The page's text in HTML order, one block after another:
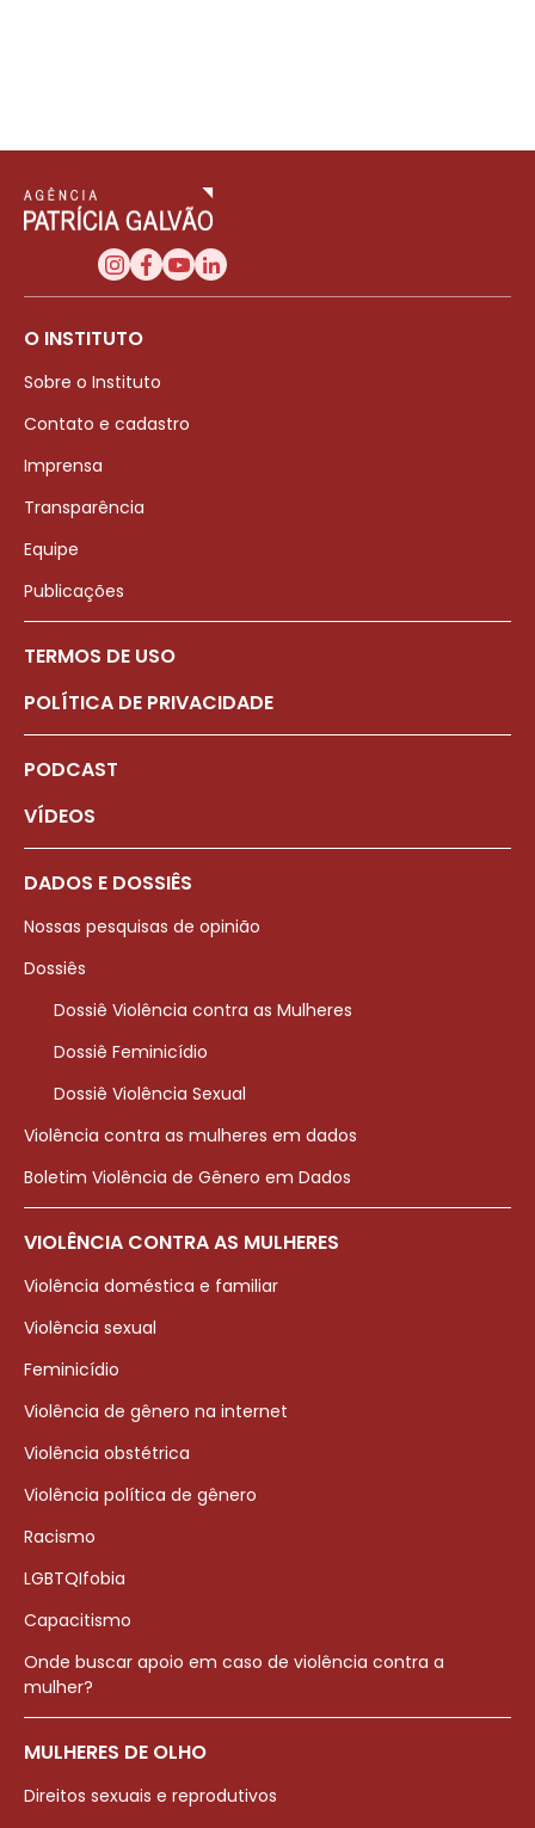
O INSTITUTO
Sobre o Instituto
Contato e cadastro
Imprensa
Transparência
Equipe
Publicações
TERMOS DE USO
POLÍTICA DE PRIVACIDADE
PODCAST
VÍDEOS
DADOS E DOSSIÊS
Nossas pesquisas de opinião
Dossiês
Dossiê Violência contra as Mulheres
Dossiê Feminicídio
Dossiê Violência Sexual
Violência contra as mulheres em dados
Boletim Violência de Gênero em Dados
VIOLÊNCIA CONTRA AS MULHERES
Violência doméstica e familiar
Violência sexual
Feminicídio
Violência de gênero na internet
Violência obstétrica
Violência política de gênero
Racismo
LGBTQIfobia
Capacitismo
Onde buscar apoio em caso de violência contra a
mulher?
MULHERES DE OLHO
Direitos sexuais e reprodutivos